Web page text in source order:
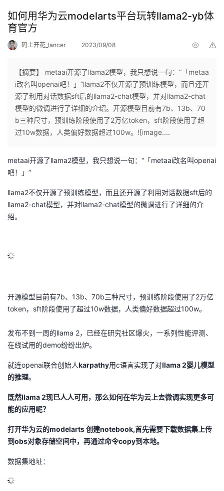
如何用华为云modelarts平台玩转llama2-yb体
育官方
码上开花_lancer 2023/09/08
【摘要】 metaai开源了llama2模型，我只想说一句：“「metaa
i改名叫openai吧！」”llama2不仅开源了预训练模型，而且还开
源了利用对话数据sft后的llama2-chat模型，并对llama2-chat
模型的微调进行了详细的介绍。开源模型目前有7b、13b、70
b三种尺寸，预训练阶段使用了2万亿token，sft阶段使用了超
过10w数据，人类偏好数据超过100w。![image....
metaai开源了llama2模型，我只想说一句：“「metaai改名叫openai
吧！」”
llama2不仅开源了预训练模型，而且还开源了利用对话数据sft后的
llama2-chat模型，并对llama2-chat模型的微调进行了详细的介
绍。
开源模型目前有7b、13b、70b三种尺寸，预训练阶段使用了2万亿
token，sft阶段使用了超过10w数据，人类偏好数据超过100w。
发布不到一周的llama 2，已经在研究社区爆火，一系列性能评测、
在线试用的demo纷纷出炉。
就连openai联合创始人karpathy用c语言实现了对llama 2婴儿模型
的推理。
既然llama 2现已人人可用，那么如何在华为云上去微调实现更多可
能的应用呢？
打开华为云的modelarts 创建notebook,首先需要下载数据集上传
到obs对象存储空间中，再通过命令copy到本地。
数据集地址：